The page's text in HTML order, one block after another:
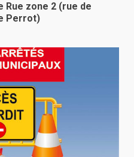
Rue zone 2 (rue de
Perrot)